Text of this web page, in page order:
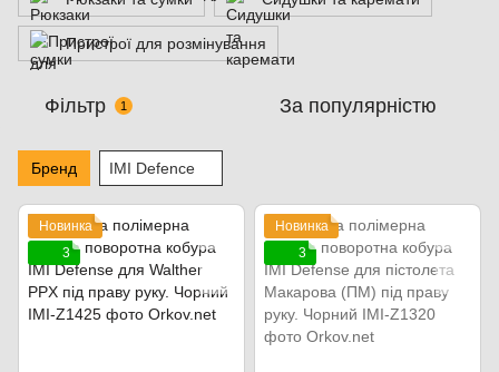
Пристрої для розмінування
Фільтр 1 За популярністю
Бренд IMI Defence
Новинка
3
Новинка
3